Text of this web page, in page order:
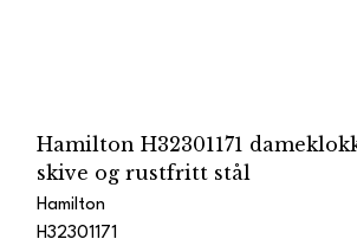
Hamilton H32301171
skive og rustfritt stål
Hamilton
H32301171